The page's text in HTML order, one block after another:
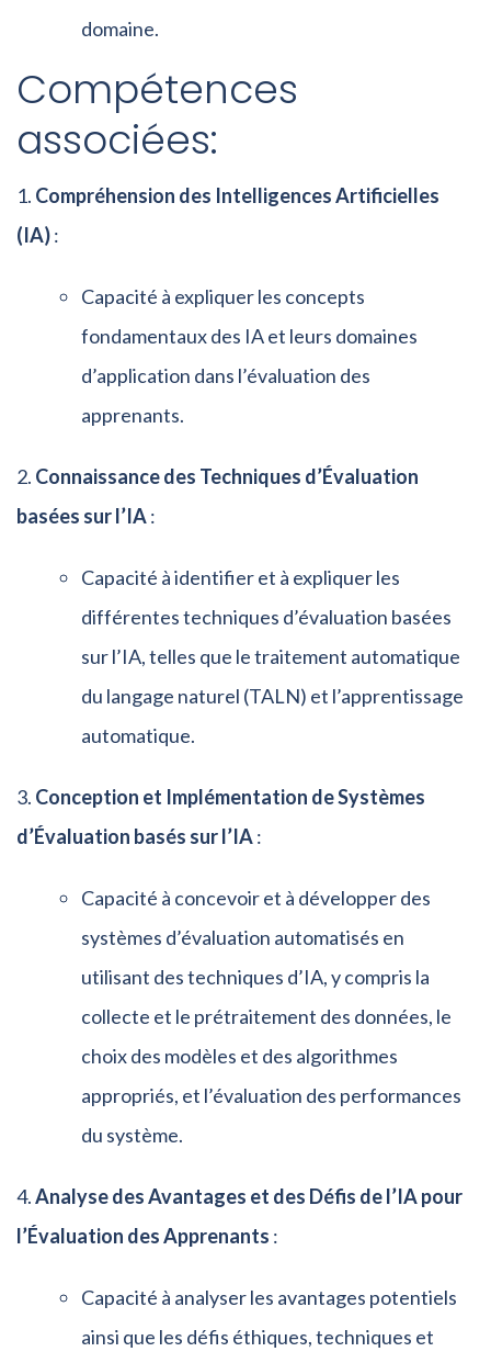
domaine.
Compétences
associées:
Compréhension des Intelligences Artificielles
(IA):
Capacité à expliquer les concepts
fondamentaux des IA et leurs domaines
d’application dans l’évaluation des
apprenants.
Connaissance des Techniques d’Évaluation
basées sur l’IA:
Capacité à identifier et à expliquer les
différentes techniques d’évaluation basées
sur l’IA, telles que le traitement automatique
du langage naturel (TALN) et l’apprentissage
automatique.
Conception et Implémentation de Systèmes
d’Évaluation basés sur l’IA:
Capacité à concevoir et à développer des
systèmes d’évaluation automatisés en
utilisant des techniques d’IA, y compris la
collecte et le prétraitement des données, le
choix des modèles et des algorithmes
appropriés, et l’évaluation des performances
du système.
Analyse des Avantages et des Défis de l’IA pour
l’Évaluation des Apprenants :
Capacité à analyser les avantages potentiels
ainsi que les défis éthiques, techniques et